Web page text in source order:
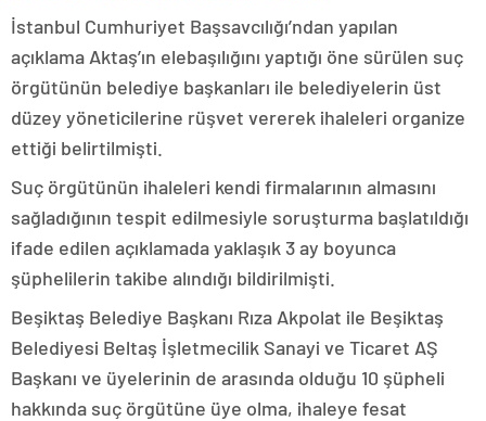
İstanbul Cumhuriyet Başsavcılığı’ndan yapılan
açıklama Aktaş’ın elebaşılığını yaptığı öne sürülen suç
örgütünün belediye başkanları ile belediyelerin üst
düzey yöneticilerine rüşvet vererek ihaleleri organize
ettiği belirtilmişti.
Suç örgütünün ihaleleri kendi firmalarının almasını
sağladığının tespit edilmesiyle soruşturma başlatıldığı
ifade edilen açıklamada yaklaşık 3 ay boyunca
şüphelilerin takibe alındığı bildirilmişti.
Beşiktaş Belediye Başkanı Rıza Akpolat ile Beşiktaş
Belediyesi Beltaş İşletmecilik Sanayi ve Ticaret AŞ
Başkanı ve üyelerinin de arasında olduğu 10 şüpheli
hakkında suç örgütüne üye olma, ihaleye fesat